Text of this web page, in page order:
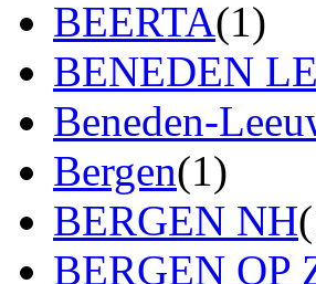
BEERTA(1)
BENEDEN
Beneden-
Bergen(1)
BERGEN NH
BERGEN OP